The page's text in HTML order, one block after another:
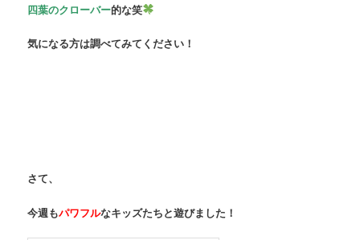
四葉のクローバー的な笑
気になる方は調べてみてください！
さて、
今週もパワフルなキッズたちと遊びました！